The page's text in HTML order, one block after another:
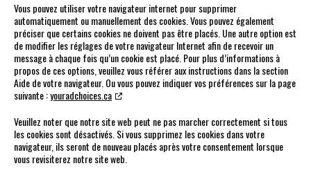
Vous pouvez utiliser votre navigateur internet pour supprimer
automatiquement ou manuellement des cookies. Vous pouvez également
préciser que certains cookies ne doivent pas être placés. Une autre option est
de modifier les réglages de votre navigateur Internet afin de recevoir un
message à chaque fois qu’un cookie est placé. Pour plus d’informations à
propos de ces options, veuillez vous référer aux instructions dans la section
Aide de votre navigateur. Ou vous pouvez indiquer vos préférences sur la page
suivante :youradchoices.ca
Veuillez noter que notre site web peut ne pas marcher correctement si tous
les cookies sont désactivés. Si vous supprimez les cookies dans votre
navigateur, ils seront de nouveau placés après votre consentement lorsque
vous revisiterez notre site web.